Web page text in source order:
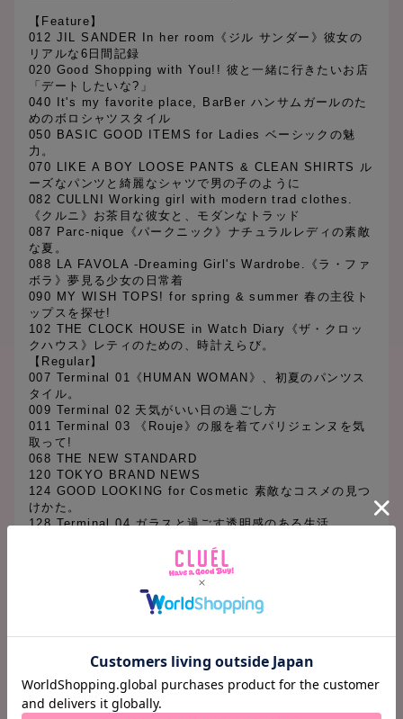
【Feature】
012 JIL SANDER In her room《ジル サンダー》彼女の
リアルな6日間記録
020 Good Shopping with You!! 彼と一緒に行きたいお店
「デートしたいな?」
040 It's my favorite place, BarBer ハンサムガールのた
めのボロシャツスタイル
050 BASIC GOOD ITEMS for Ladies ベーシックの魅
力。
070 LIKE A BOY LOOSE PANTS & CLEAN SHIRTS ル
ーズなパンツと綺麗なシャツで男の子のように
082 CULLNI Working girl with modern trad clothes.
《クルニ》お茶目な彼女と、モダンなトラッド
087 Parc-nique《パークニック》ナチュラルレディの素敵
な夏。
088 LA FAVOLA -Dreaming Girl's Wardrobe.《ラ・ファ
ボラ》夢見る少女の日常着
090 MY WISH TOPS! for spring & summer 春の主役ト
ップスを探せ!
102 THE CLOCK HOUSE in Watch Diary《ザ・クロッ
クハウス》レティのための、時計えらび。
【Regular】
007 Terminal 01《HUMAN WOMAN》、初夏のパンツス
タイル。
009 Terminal 02 天気がいい日の過ごし方
011 Terminal 03 《Rouje》の服を着てパリジェンヌを気
取って!
068 THE NEW STANDARD
120 TOKYO BRAND NEWS
124 GOOD LOOKING for Cosmetic 素敵なコスメの見つ
けかた。
128 Terminal 04 ガラスと過ごす透明感のある生活
130 Terminal 06 素敵なツヤ髪レディになるために。
131 Terminal 07 塚本太郎のショップ・マスト・ゴー・オ
133 今月の映画
134 今月のCD
135 SAD ART & BOOK
138 CLUÉL JOURNAL